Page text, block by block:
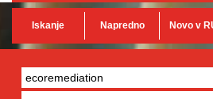
Iskanje Napredno Novo v